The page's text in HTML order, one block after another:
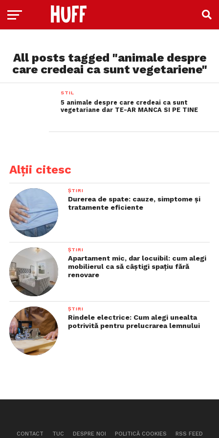
All posts tagged "animale despre
care credeai ca sunt vegetariene"
STIL
5 animale despre care credeai ca sunt
vegetariane dar TE-AR MANCA SI PE TINE
Alții citesc
ȘTIRI
Durerea de spate: cauze, simptome și
tratamente eficiente
ȘTIRI
Apartament mic, dar locuibil: cum alegi
mobilierul ca să câștigi spațiu fără
renovare
ȘTIRI
Rindele electrice: Cum alegi unealta
potrivită pentru prelucrarea lemnului
CONTACT TUC DESPRE NOI POLITICĂ COOKIES RSS FEED